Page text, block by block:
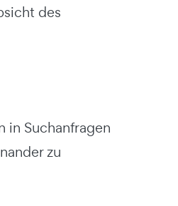
des
in Suchanfragen
zu